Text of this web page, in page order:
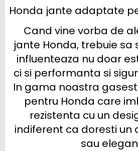
Honda jante adaptate
Cand vine vorba de
jante Honda, trebuie sa
influenteaza nu doar
ci si performanta si
In gama noastra
pentru Honda care
rezistenta cu un
indiferent ca doresti un
sau